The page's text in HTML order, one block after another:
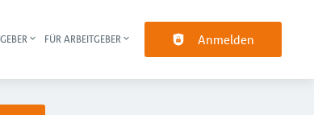
FÜR ARBEITGEBER Anmelden